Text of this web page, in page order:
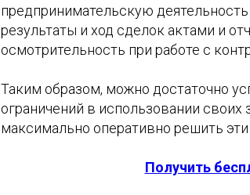
предпринимательскую
результаты и ход сделок актами и
осмотрительность при работе с
Таким образом, можно достаточно
ограничений в использовании своих
максимально оперативно решить
Получить